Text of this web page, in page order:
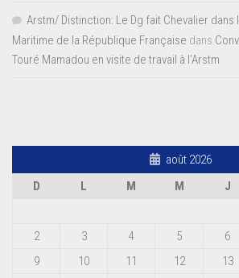
Arstm/ Distinction: Le Dg fait Chevalier dans
Maritime de la République Française dans
Touré Mamadou en visite de travail à l’Arstm
août 2026
D
L M M J
2
3 4 5 6
9
10 11 12 13